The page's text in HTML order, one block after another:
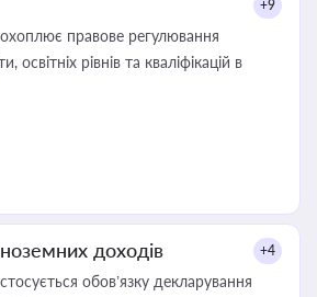
+9
правове регулювання
освітніх рівнів та кваліфікацій в
доходів +4
обов’язку декларування